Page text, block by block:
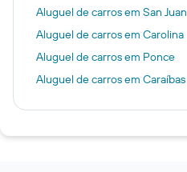
Aluguel de carros em San Juan
Aluguel de carros em Carolina
Aluguel de carros em Ponce
Aluguel de carros em Caraíbas